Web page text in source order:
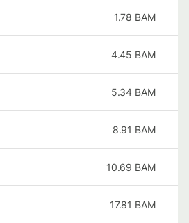
1.78 BAM
4.45 BAM
5.34 BAM
8.91 BAM
10.69 BAM
17.81 BAM